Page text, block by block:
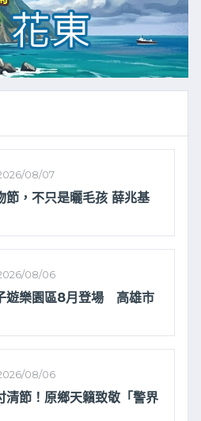
08/07
節，不只是曬毛孩 薛兆基
08/06
遊樂園區8月登場 高雄市
08/06
清節！原鄉天籟致敬「警界